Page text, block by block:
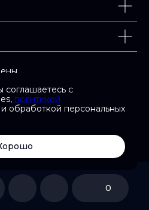
соглашаетесь с
политикой
и обработкой персональных